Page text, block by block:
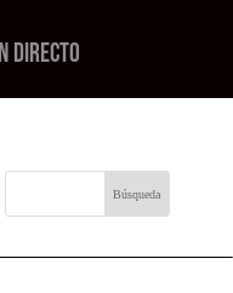
DIRECTO